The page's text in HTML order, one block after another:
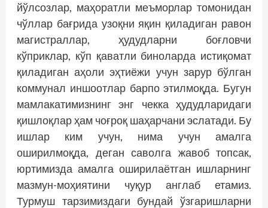
йўлсозлар, маҳоратли меъморлар томонидан
чўллар бағрида узоқни яқин қиладиган равон
магис­траллар, ҳудудларни боғловчи
кўприклар, кўп қаватли биноларда истиқомат
қиладиган аҳоли эҳтиёжи учун зарур бўлган
коммунал иншоотлар барпо этилмоқда. Бугун
мамлакатимизнинг энг чекка ҳудудларидаги
қишлоқлар ҳам чоғроқ шаҳарчани эслатади. Бу
ишлар ким учун, нима учун амалга
оширилмоқда, деган саволга жавоб топсак,
юртимизда амалга оширилаётган ишларнинг
мазмун-моҳиятини чуқур англаб етамиз.
Турмуш тарзимиздаги бундай ўзгаришларни